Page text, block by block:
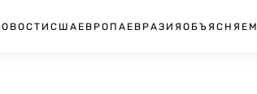
США ЕВРОПА ЕВРАЗИЯ ОБЪЯСНЯЕМ